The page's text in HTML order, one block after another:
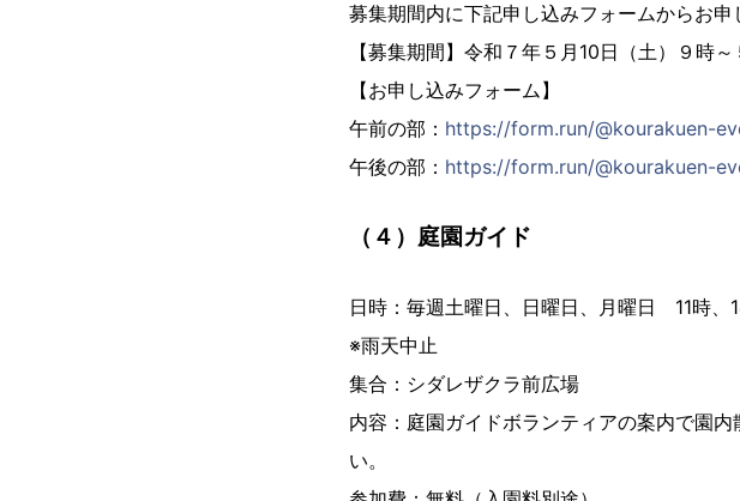
募集期間内に下記申し込みフォームからお申
【募集期間】令和７年５月10日（土）９時
【お申し込みフォーム】
午前の部： https://form.run/@kourakuen-
午後の部： https://form.run/@kourakuen-
（４）庭園ガイド
日時：毎週土曜日、日曜日、月曜日 11時、
※雨天中止
集合：シダレザクラ前広場
内容：庭園ガイドボランティアの案内で園内
い。